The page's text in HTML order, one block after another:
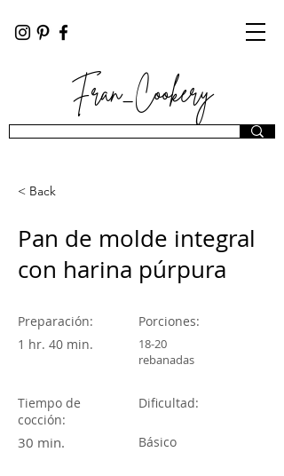
Fran_Cookery
< Back
Pan de molde integral
con harina púrpura
Preparación:
1 hr. 40 min.
Tiempo de
cocción:
30 min.
Porciones:
18-20
rebanadas
Dificultad:
Básico